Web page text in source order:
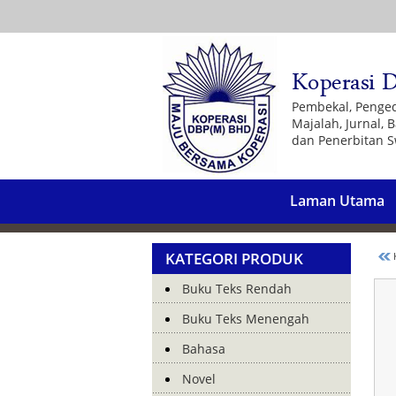
Pembekal,
Majalah, Jurnal,
dan Penerbitan
Laman Utama
KATEGORI PRODUK
Buku Teks Rendah
Buku Teks Menengah
Bahasa
Novel